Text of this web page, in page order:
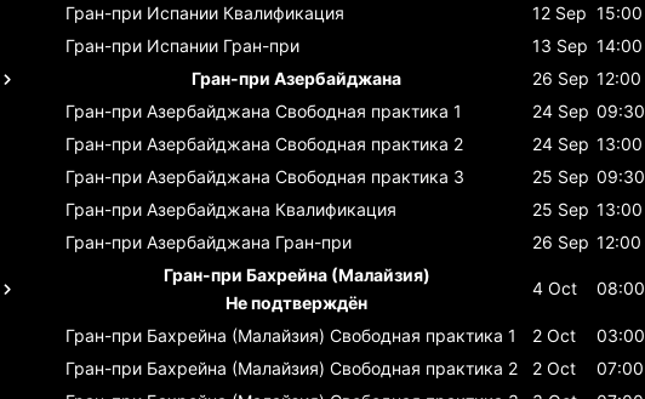
Гран-при Испании Квалификация 12 Sep 15:00
Гран-при Испании Гран-при 13 Sep 14:00
Гран-при Азербайджана
26 Sep 12:00
Гран-при Азербайджана Свободная практика 1 24 Sep 09:30
Гран-при Азербайджана Свободная практика 2 24 Sep 13:00
Гран-при Азербайджана Свободная практика 3 25 Sep 09:30
Гран-при Азербайджана Квалификация 25 Sep 13:00
Гран-при Азербайджана Гран-при 26 Sep 12:00
Гран-при Бахрейна (Малайзия)
Не подтверждён
4 Oct 08:00
Гран-при Бахрейна (Малайзия) Свободная практика 1 2 Oct
03:00
Гран-при Бахрейна (Малайзия) Свободная практика 2 2 Oct
07:00